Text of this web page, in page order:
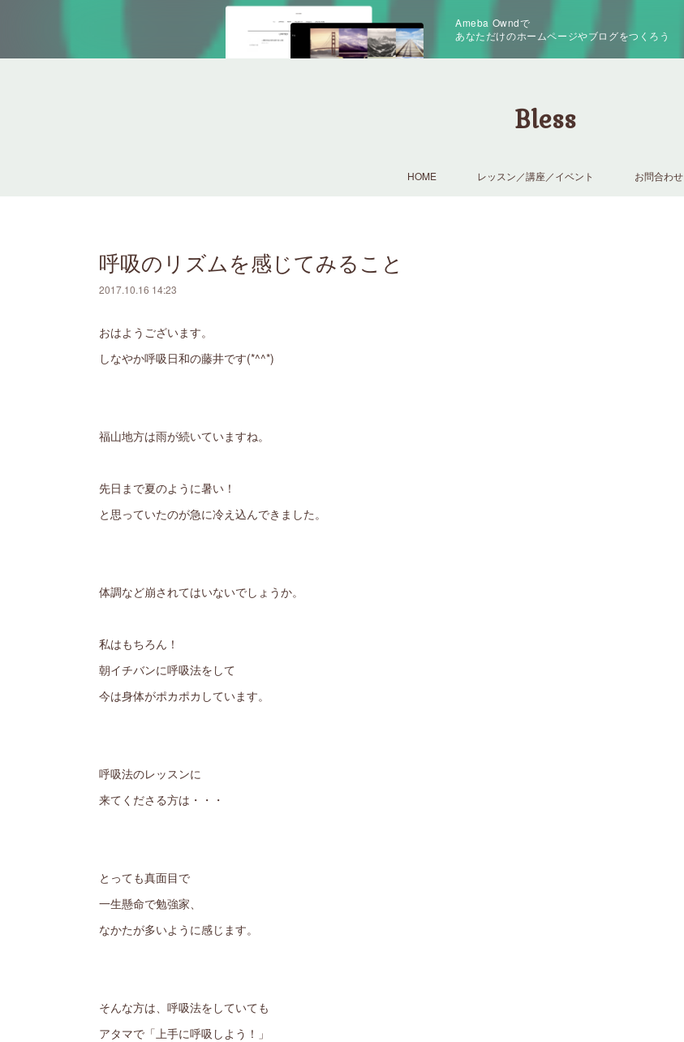
Ameba Owndで
あなただけのホームページやブログをつくろう
Bless
HOME レッスン／講座／イベント お問合わせ
呼吸のリズムを感じてみること
2017.10.16 14:23
おはようございます。
しなやか呼吸日和の藤井です(*^^*)
福山地方は雨が続いていますね。
先日まで夏のように暑い！
と思っていたのが急に冷え込んできました。
体調など崩されてはいないでしょうか。
私はもちろん！
朝イチバンに呼吸法をして
今は身体がポカポカしています。
呼吸法のレッスンに
来てくださる方は・・・
とっても真面目で
一生懸命で勉強家、
なかたが多いように感じます。
そんな方は、呼吸法をしていても
アタマで「上手に呼吸しよう！」